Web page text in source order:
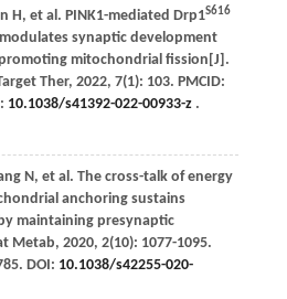
H, et al. PINK1-mediated Drp1S616
synaptic development
mitochondrial fission[J].
Ther, 2022, 7(1): 103. PMCID:
10.1038/s41392-022-00933-z.
N, et al. The cross-talk of energy
anchoring sustains
maintaining presynaptic
Metab, 2020, 2(10): 1077-1095.
DOI: 10.1038/s42255-020-